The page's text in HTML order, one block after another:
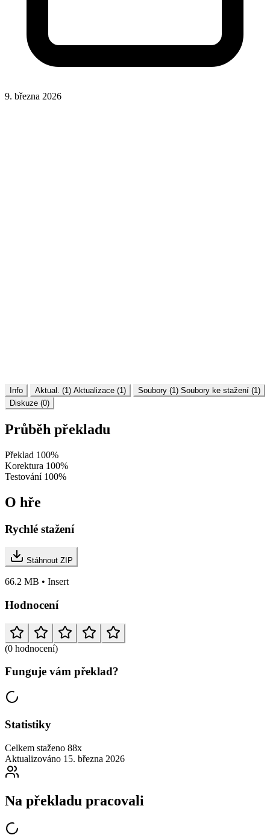
9. března 2026
Info Aktual. (1) Aktualizace (1) Soubory (1) Soubory ke stažení (1)
Diskuze (0)
Průběh překladu
Překlad 100%
Korektura 100%
Testování 100%
O hře
Rychlé stažení
Stáhnout ZIP
66.2 MB • Insert
Hodnocení
(0 hodnocení)
Funguje vám překlad?
Statistiky
Celkem staženo 88x
Aktualizováno 15. března 2026
Na překladu pracovali